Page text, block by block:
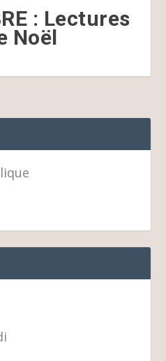
: Lectures
Noël